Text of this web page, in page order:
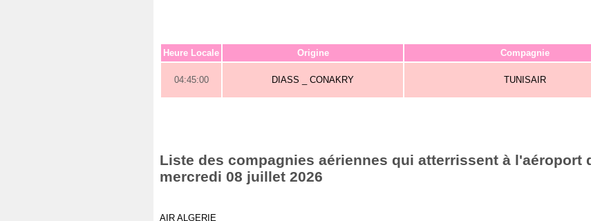
Heure Locale Origine Compagnie
04:45:00 DIASS _ CONAKRY TUNISAIR
Liste des compagnies aériennes qui atterrissent à l'aéroport
mercredi 08 juillet 2026
AIR ALGERIE